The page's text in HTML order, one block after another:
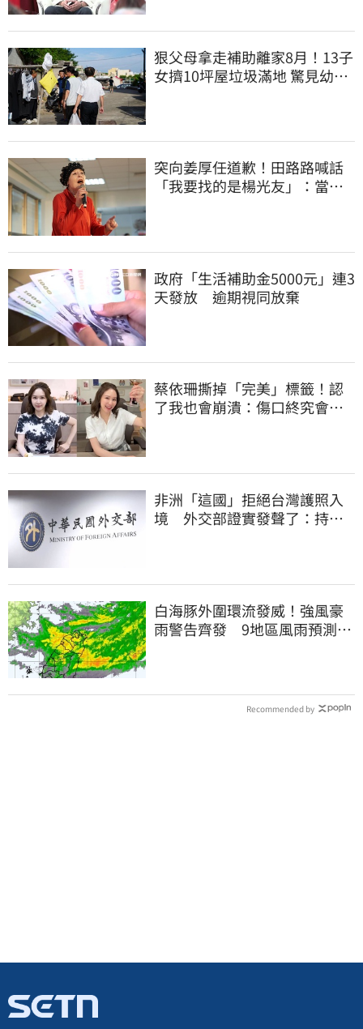
狠父母拿走補助離家8月！13子
女擠10坪屋垃圾滿地 驚見幼童
突向姜厚任道歉！田路路喊話
「我要找的是楊光友」：當時
政府「生活補助金5000元」連3
天發放 逾期視同放棄
蔡依珊撕掉「完美」標籤！認
了我也會崩潰：傷口終究會癒
非洲「這國」拒絕台灣護照入
境 外交部證實發聲了：持續
白海豚外圍環流發威！強風豪
雨警告齊發 9地區風雨預測達
Recommended by